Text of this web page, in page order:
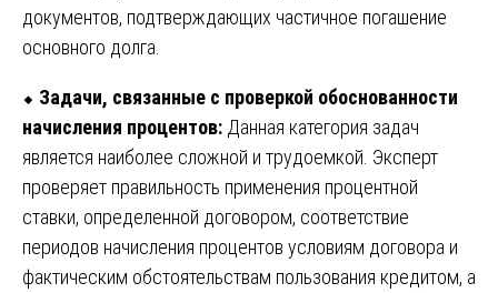
документов, подтверждающих частичное погашение
основного долга.
⬥ Задачи, связанные с проверкой обоснованности
начисления процентов: Данная категория задач
является наиболее сложной и трудоемкой. Эксперт
проверяет правильность применения процентной
ставки, определенной договором, соответствие
периодов начисления процентов условиям договора и
фактическим обстоятельствам пользования кредитом, а